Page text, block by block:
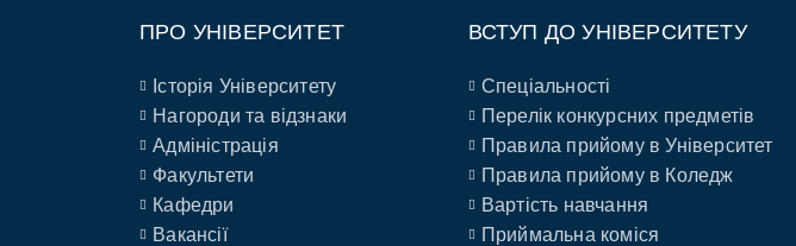
ПРО УНІВЕРСИТЕТ
Історія Університету
Нагороди та відзнаки
Адміністрація
Факультети
Кафедри
Вакансії
ВСТУП ДО УНІВЕРСИТЕТУ
Спеціальності
Перелік конкурсних предметів
Правила прийому в Університет
Правила прийому в Коледж
Вартість навчання
Приймальна коміся